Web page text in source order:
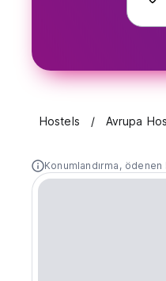
Hostels Avrupa
Konumlandırma,